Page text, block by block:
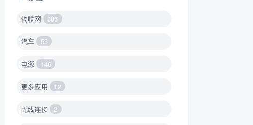
物联网 386
汽车 53
电源 146
更多应用 12
无线连接 2